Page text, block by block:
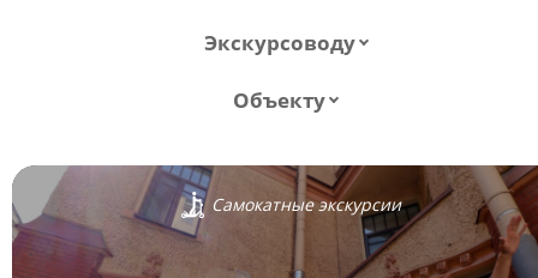
Экскурсоводу
Объекту
Самокатные экскурсии